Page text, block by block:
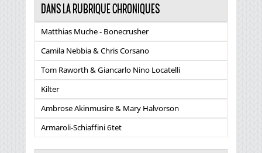
DANS LA RUBRIQUE CHRONIQUES
Matthias Muche - Bonecrusher
Camila Nebbia & Chris Corsano
Tom Raworth & Giancarlo Nino Locatelli
Kilter
Ambrose Akinmusire & Mary Halvorson
Armaroli-Schiaffini 6tet